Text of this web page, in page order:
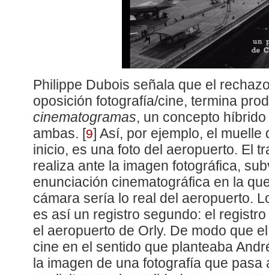
Philippe Dubois señala que el
oposición fotografía/cine, termina
cinematogramas, un concepto
ambas. [9] Así, por ejemplo, el muelle
inicio, es una foto del aeropuerto. El
realiza ante la imagen fotográfica,
enunciación cinematográfica en la
cámara sería lo real del aeropuerto.
es así un registro segundo: el
el aeropuerto de Orly. De modo que
cine en el sentido que planteaba
la imagen de una fotografía que